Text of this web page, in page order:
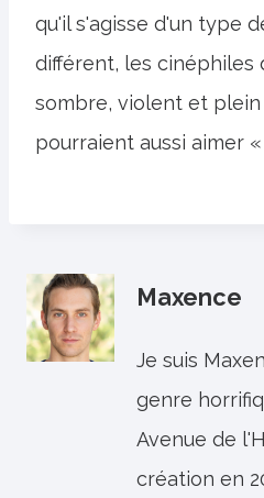
qu'il s'agisse d'un type
différent, les cinéphiles
sombre, violent et plein
pourraient aussi aimer
Maxence
Je suis
genre
Avenue de
création en